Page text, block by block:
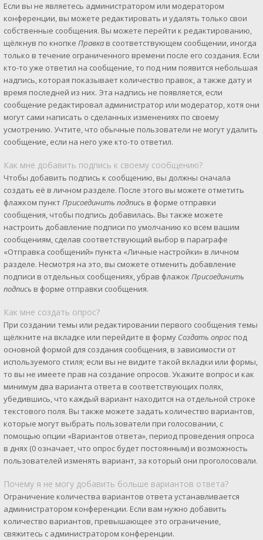
Если вы не являетесь администратором или модератором
конференции, вы можете редактировать и удалять только свои
собственные сообщения. Вы можете перейти к редактированию,
щёлкнув по кнопке Правка в соответствующем сообщении, иногда
только в течение ограниченного времени после его создания. Если
кто-то уже ответил на сообщение, то под ним появится небольшая
надпись, которая показывает количество правок, а также дату и
время последней из них. Эта надпись не появляется, если
сообщение редактировал администратор или модератор, хотя они
могут сами написать о сделанных изменениях по своему
усмотрению. Учтите, что обычные пользователи не могут удалить
сообщение, если на него уже кто-то ответил.
Как мне добавить подпись к своему сообщению?
Чтобы добавить подпись к сообщению, вы должны сначала
создать её в личном разделе. После этого вы можете отметить
флажком пунктПрисоединить подпись в форме отправки
сообщения, чтобы подпись добавилась. Вы также можете
настроить добавление подписи по умолчанию ко всем вашим
сообщениям, сделав соответствующий выбор в параграфе
«Отправка сообщений» пункта «Личные настройки» в личном
разделе. Несмотря на это, вы сможете отменить добавление
подписи в отдельных сообщениях, убрав флажок Присоединить
подпись в форме отправки сообщения.
Как мне создать опрос?
При создании темы или редактировании первого сообщения темы
щёлкните на вкладке или перейдите в форму Создать опрос под
основной формой для создания сообщения, в зависимости от
используемого стиля; если вы не видите такой вкладки или формы,
то вы не имеете прав на создание опросов. Укажите вопрос и как
минимум два варианта ответа в соответствующих полях,
убедившись, что каждый вариант находится на отдельной строке
текстового поля. Вы также можете задать количество вариантов,
которые могут выбрать пользователи при голосовании, с
помощью опции «Вариантов ответа», период проведения опроса
в днях (0 означает, что опрос будет постоянным) и возможность
пользователей изменять вариант, за который они проголосовали.
Почему я не могу добавить больше вариантов ответа?
Ограничение количества вариантов ответа устанавливается
администратором конференции. Если вам нужно добавить
количество вариантов, превышающее это ограничение,
свяжитесь с администратором конференции.